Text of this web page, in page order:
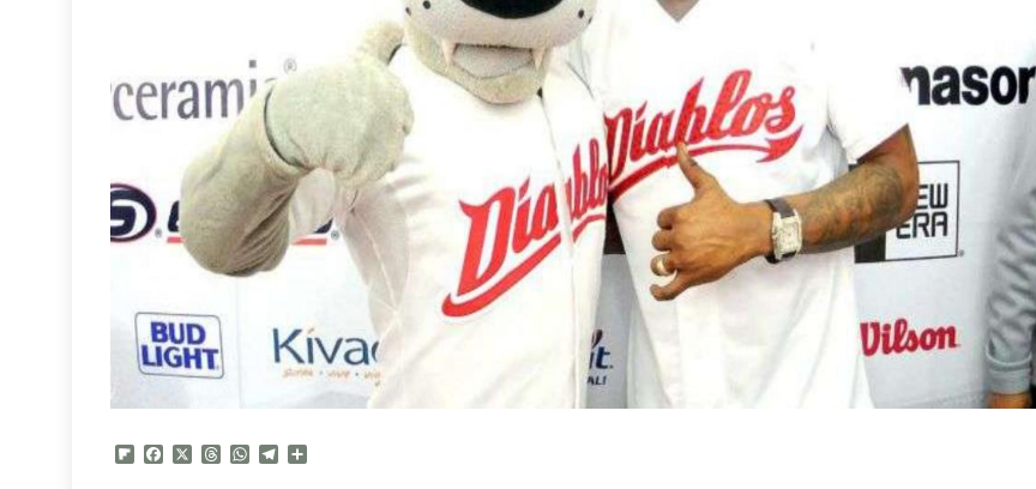
Flipboard
Facebook
X Threads
WhatsApp
Telegram